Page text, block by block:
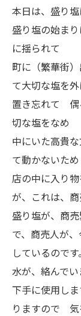
本日は、盛り塩
盛り塩の始ま
に揺られて
町に（繁華街
て大切な塩を外
置き忘れて 偶
切な塩をなめ
中にいた高貴
て動かないため
店の中に入り
が、これは、
盛り塩が、商
で、商売人が
しているので
水が、絡んでい
下手に使用し
りますので 気